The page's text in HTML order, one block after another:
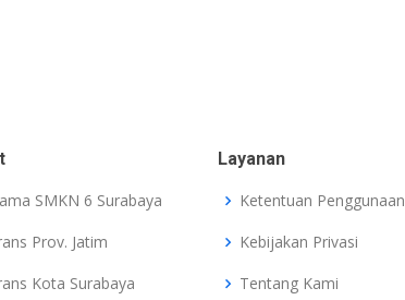
SMKN 6 Surabaya
Prov. Jatim
Kota Surabaya
Layanan
Ketentuan Penggunaan
Kebijakan Privasi
Tentang Kami